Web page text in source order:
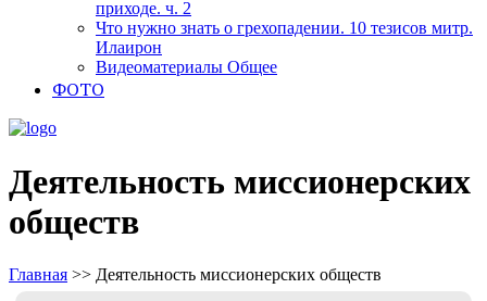
приходе. ч. 2
Что нужно знать о грехопадении. 10 тезисов митр.
Илаирон
Видеоматериалы Общее
ФОТО
Деятельность миссионерских
обществ
Главная >> Деятельность миссионерских обществ